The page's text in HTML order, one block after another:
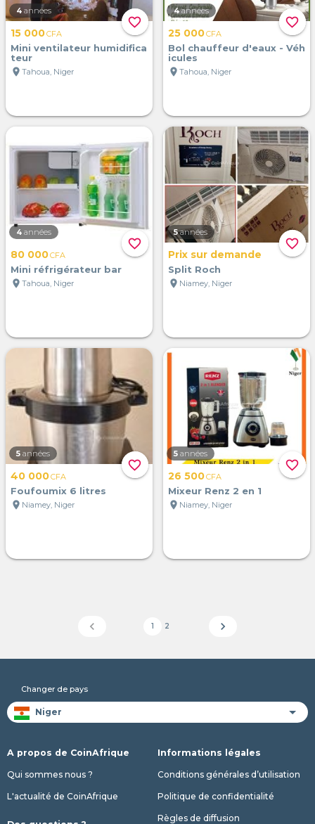
favorite_border
4 années
15 000CFA
Mini ventilateur humidifica
teur
location_on Tahoua, Niger
favorite_border
4 années
25 000CFA
Bol chauffeur d'eaux - Véh
icules
location_on Tahoua, Niger
favorite_border
4 années
80 000CFA
Mini réfrigérateur bar
location_on Tahoua, Niger
favorite_border
5 années
Prix sur demande
Split Roch
location_on Niamey, Niger
favorite_border
5 années
40 000CFA
Foufoumix 6 litres
location_on Niamey, Niger
favorite_border
5 années
26 500CFA
Mixeur Renz 2 en 1
location_on Niamey, Niger
chevron_left 1 2 chevron_right
Changer de pays
A propos de CoinAfrique
Qui sommes nous ?
L'actualité de CoinAfrique
Informations légales
Conditions générales d’utilisation
Politique de confidentialité
Règles de diffusion